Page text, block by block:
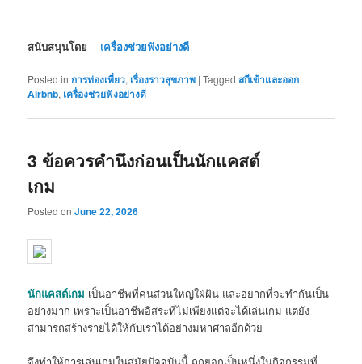
สนับสนุนโดย เครื่องช่วยฟังอย่างดี
Posted in การท่องเที่ยว, เรื่องราวสุขภาพ |Tagged สกีเข้าและออก
Airbnb, เครื่องช่วยฟังอย่างดี
3 ข้อควรคำนึงก่อนเป็นนักแคสต์
เกม
Posted onJune 22, 2026
นักแคสต์เกม เป็นอาชีพที่คนส่วนใหญ่ใฝ่ฝัน และอยากที่จะทำกันเป็น
อย่างมาก เพราะเป็นอาชีพอิสระที่ไม่เพียงแต่จะได้เล่นเกม แต่ยัง
สามารถสร้างรายได้ให้กับเราได้อย่างมหาศาลอีกด้วย